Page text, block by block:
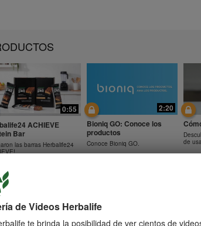
de Videos Herbalife
te brinda la posibilidad de ver cientos de
0:55
ACHIEVE
Bar
las barras Herbalife24
2:20
Bioniq GO: Conoce los
productos
Conoce Bioniq GO.
de
0:41
frecuentes sobre
Preguntas frecuentes